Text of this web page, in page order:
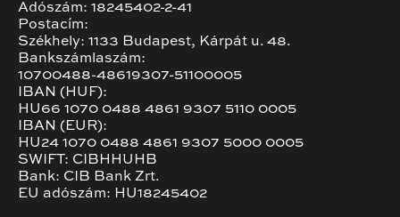
Adószám: 18245402-2-41
Postacím:
Székhely: 1133 Budapest, Kárpát u. 48.
Bankszámlaszám:
10700488-48619307-51100005
IBAN (HUF):
HU66 1070 0488 4861 9307 5110 0005
IBAN (EUR):
HU24 1070 0488 4861 9307 5000 0005
SWIFT: CIBHHUHB
Bank: CIB Bank Zrt.
EU adószám: HU18245402